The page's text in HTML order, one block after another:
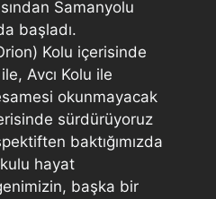
Samanyolu
başladı.
Kolu içerisinde
Avcı Kolu ile
okunmayacak
sürdürüyoruz
baktığımızda
hayat
başka bir